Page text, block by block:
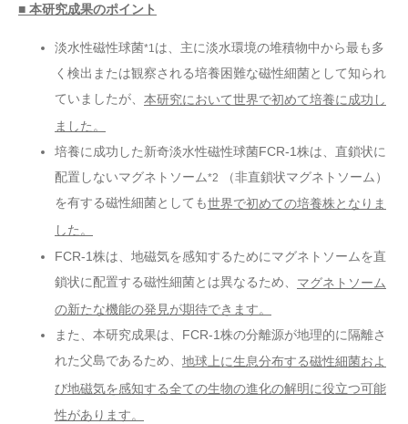
■ 本研究成果のポイント
淡水性磁性球菌*1は、主に淡水環境の堆積物中から最も多
く検出または観察される培養困難な磁性細菌として知られ
ていましたが、 本研究において世界で初めて培養に成功し
ました。
培養に成功した新奇淡水性磁性球菌FCR-1株は、直鎖状に
配置しないマグネトソーム*2
（非直鎖状マグネトソーム）
を有する磁性細菌としても世界で初めての培養株となりま
した。
FCR-1株は、地磁気を感知するためにマグネトソームを直
鎖状に配置する磁性細菌とは異なるため、 マグネトソーム
の新たな機能の発見が期待できます。
また、本研究成果は、FCR-1株の分離源が地理的に隔離さ
れた父島であるため、 地球上に生息分布する磁性細菌およ
び地磁気を感知する全ての生物の進化の解明に役立つ可能
性があります。